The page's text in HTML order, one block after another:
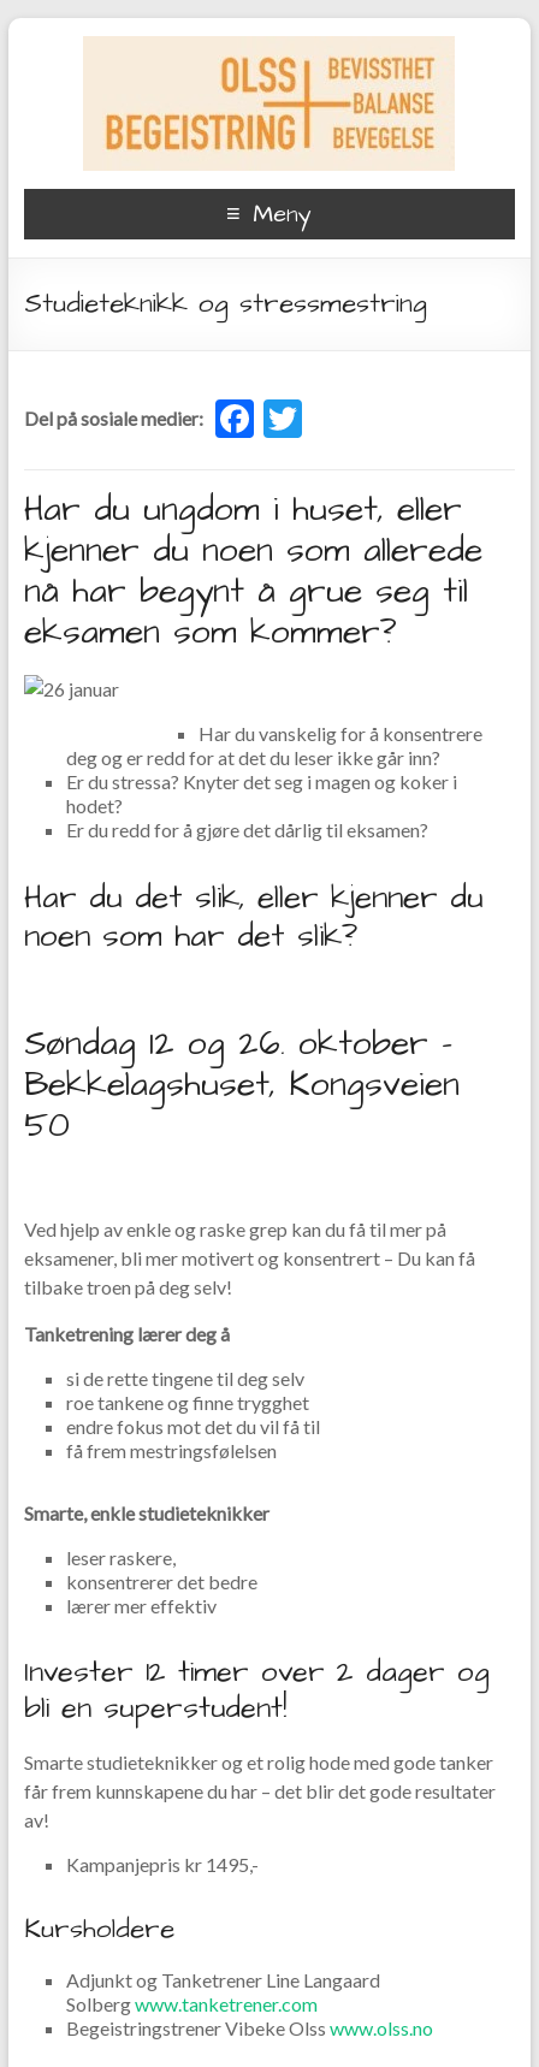
Meny
Studieteknikk og stressmestring
Del på sosiale medier:
F
e
b
o
o
k
T
itt
er
Har du ungdom i huset, eller
kjenner du noen som allerede
nå har begynt å grue seg til
eksamen som kommer?
Har du vanskelig for å konsentrere
deg og er redd for at det du leser ikke går inn?
Er du stressa? Knyter det seg i magen og koker i
hodet?
Er du redd for å gjøre det dårlig til eksamen?
Har du det slik, eller kjenner du
noen som har det slik?
Søndag 12 og 26. oktober –
Bekkelagshuset, Kongsveien
50
Ved hjelp av enkle og raske grep kan du få til mer på
eksamener, bli mer motivert og konsentrert – Du kan få
tilbake troen på deg selv!
Tanketrening lærer deg å
si de rette tingene til deg selv
roe tankene og finne trygghet
endre fokus mot det du vil få til
få frem mestringsfølelsen
Smarte, enkle studieteknikker
leser raskere,
konsentrerer det bedre
lærer mer effektiv
Invester 12 timer over 2 dager og
bli en superstudent!
Smarte studieteknikker og et rolig hode med gode tanker
får frem kunnskapene du har – det blir det gode resultater
av!
Kampanjepris kr 1495,-
Kursholdere
Adjunkt og Tanketrener Line Langaard
Solbergwww.tanketrener.com
Begeistringstrener Vibeke Olss www.olss.no